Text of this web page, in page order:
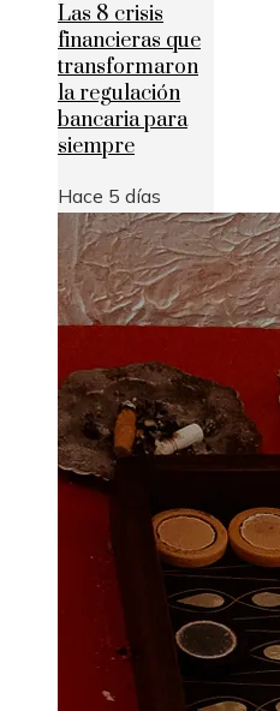
Las 8 crisis
financieras que
transformaron
la regulación
bancaria para
siempre
Hace 5 días